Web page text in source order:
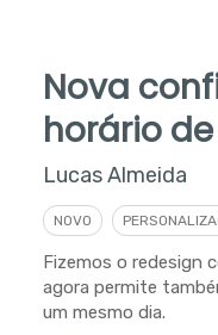
Nova
horário
Lucas Almeida
NOVO
Fizemos o redesign
agora permite
um mesmo dia.